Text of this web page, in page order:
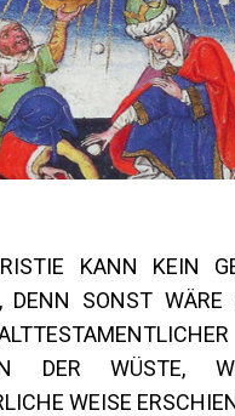
KANN KEIN
DENN SONST WÄRE
DER WÜSTE,
WEISE